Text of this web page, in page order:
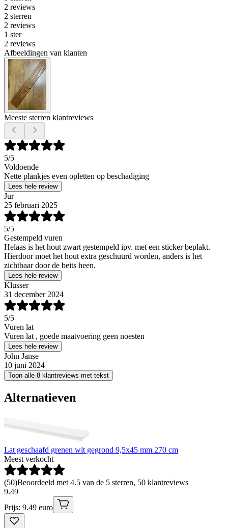
2 reviews
2 sterren
2 reviews
1 ster
2 reviews
Afbeeldingen van klanten
Meeste sterren klantreviews
5/5
Voldoende
Nette plankjes even opletten op beschadiging
Lees hele review
Jur
25 februari 2025
5/5
Gestempeld vuren
Helaas is het hout zwart gestempeld ipv. met een sticker beplakt.
Hierdoor moet het hout extra geschuurd worden, anders is het
zichtbaar door de beits heen.
Lees hele review
Klusser
31 december 2024
5/5
Vuren lat
Vuren lat , goede maatvoering geen noesten
Lees hele review
John Janse
10 juni 2024
Toon alle 8 klantreviews met tekst
Alternatieven
Lat geschaafd grenen wit gegrond 9,5x45 mm 270 cm
Meest verkocht
(50)Beoordeeld met 4.5 van de 5 sterren, 50 klantreviews
9.49
Prijs: 9.49 euro